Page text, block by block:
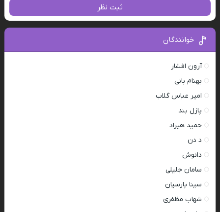
ثبت نظر
خوانندگان
آرون افشار
بهنام بانی
امیر عباس گلاب
پازل بند
حمید هیراد
د دن
دانوش
سامان جلیلی
سینا پارسیان
شهاب مظفری